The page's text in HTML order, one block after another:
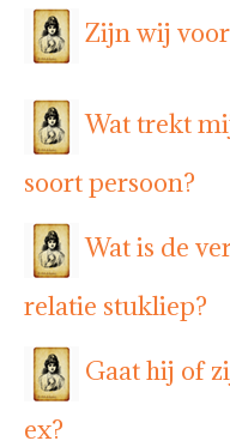
Zijn wij
Wat trekt
soort persoon?
Wat is de
relatie stukliep?
Gaat hij of
ex?